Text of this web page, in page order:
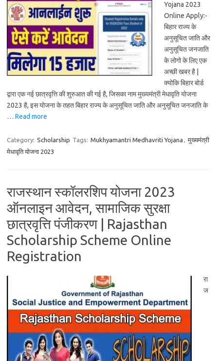
Yojana 2023
Online Apply:-
बिहार राज्य के
अनुसूचित जाति और
अनुसूचित जनजाति
के लोगो के लिए एक
अच्छी खबर है |
क्योकि बिहार बोर्ड
द्वारा एक नई छात्रवृत्ति की शुरुआत की गई है, जिसका नाम मुख्यमंत्री मेधावृति योजना
2023 है, इस योजना के तहत बिहार राज्य के अनुसूचित जाति और अनुसूचित जनजाति के
… Read more
Category: Scholarship Tags: Mukhyamantri Medhavriti Yojana , मुख्यमंत्री
मेधावृति योजना 2023
राजस्थान स्कॉलरशिप योजना 2023
ऑनलाइन आवेदन, सामाजिक सुरक्षा
छात्रवृत्ति पंजीकरण | Rajasthan
Scholarship Scheme Online
Registration
रा
ज